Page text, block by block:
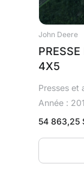
John Deere
4X5
Presses et
Année :
54 863,25